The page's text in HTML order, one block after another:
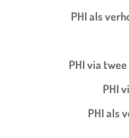
PHI als
PHI via
PHI
PHI als